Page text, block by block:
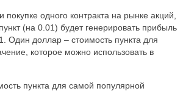
одного контракта на рынке акций,
(на 0.01) будет генерировать прибыль
Один доллар – стоимость пункта для
которое можно использовать в
пункта для самой популярной